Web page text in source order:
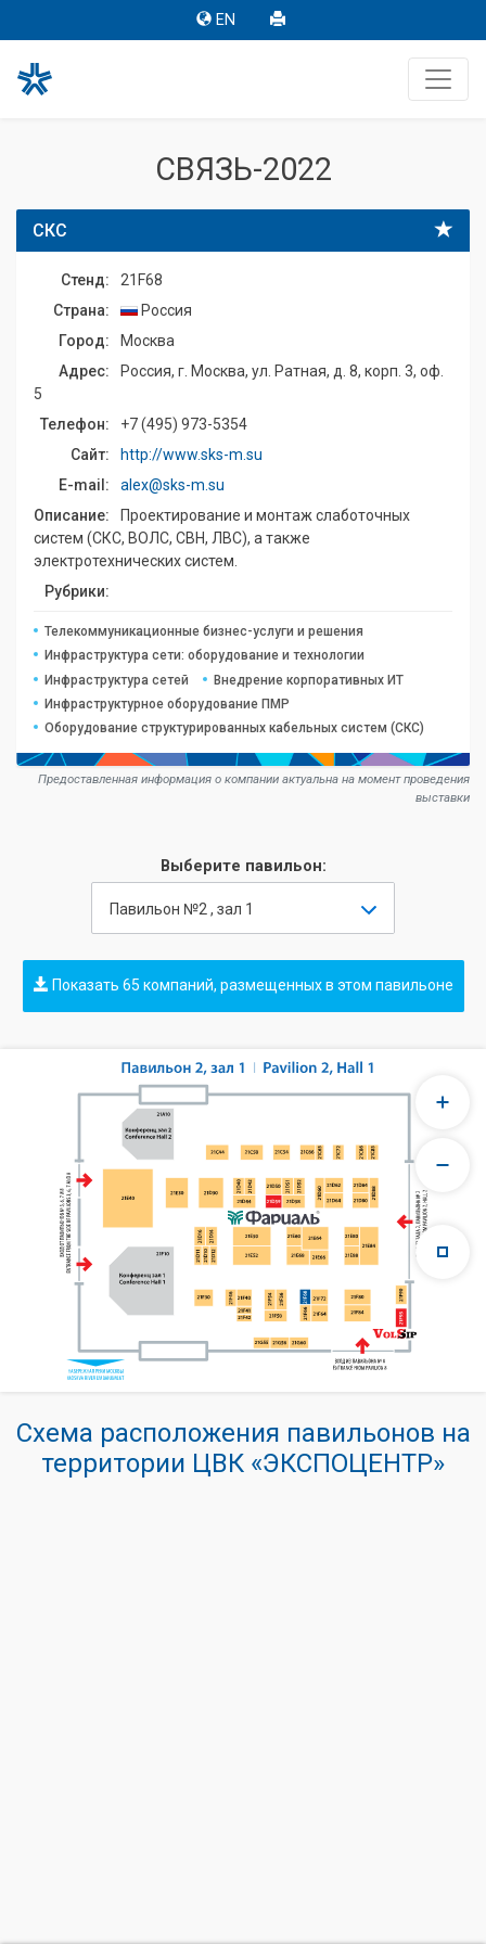
EN
СВЯЗЬ-2022
СКС
Стенд:
21F68
Страна:
Россия
Город:
Москва
Адрес:
Россия, г. Москва, ул. Ратная, д. 8, корп. 3, оф.
5
Телефон:
+7 (495) 973-5354
Сайт:
http://www.sks-m.su
E-mail:
alex@sks-m.su
Описание:
Проектирование и монтаж слаботочных
систем (СКС, ВОЛС, СВН, ЛВС), а также
электротехнических систем.
Рубрики:
Телекоммуникационные бизнес-услуги и решения
Инфраструктура сети: оборудование и технологии
Инфраструктура сетей
Внедрение корпоративных ИТ
Инфраструктурное оборудование ПМР
Оборудование структурированных кабельных систем (СКС)
Предоставленная информация о компании актуальна на момент проведения
выставки
Выберите павильон:
Павильон №2 , зал 1
Показать 65 компаний, размещенных в этом павильоне
Схема расположения павильонов на
территории ЦВК «ЭКСПОЦЕНТР»